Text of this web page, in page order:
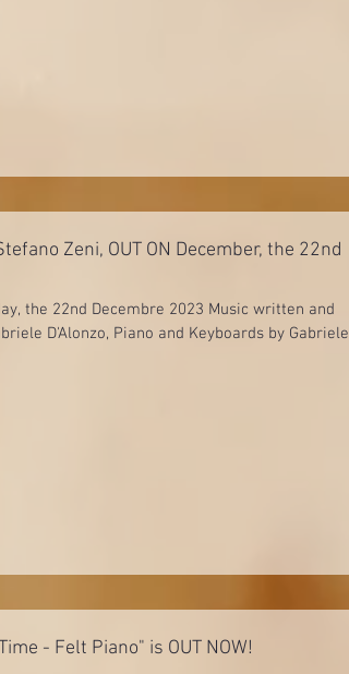
Zeni, OUT ON December, the 22nd
the 22nd Decembre 2023 Music written and
D'Alonzo, Piano and Keyboards by Gabriele
- Felt Piano" is OUT NOW!